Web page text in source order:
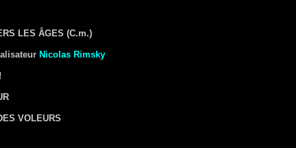
LES ÂGES (C.m.)
Nicolas Rimsky
VOLEURS